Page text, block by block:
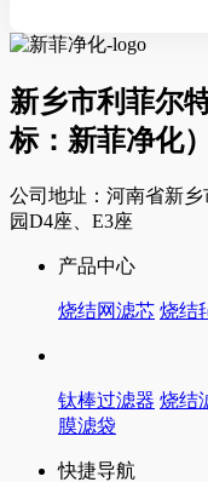
新乡市利菲尔
标：新菲净化）
公司地址：河南省新
园D4座、E3座
产品中心
烧结网滤芯 烧结
钛棒过滤器 烧结
膜滤袋
快捷导航